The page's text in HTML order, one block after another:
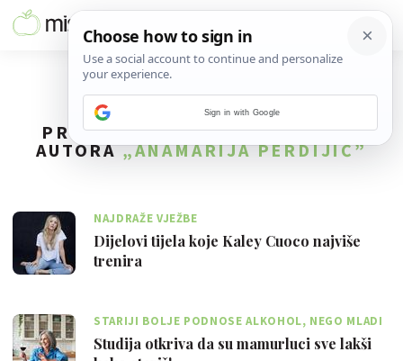
PRONAĐENO204REZULTATA ZA
AUTORA„ANAMARIJA PERDIJIĆ”
NAJDRAŽE VJEŽBE
Dijelovi tijela koje Kaley Cuoco najviše
trenira
STARIJI BOLJE PODNOSE ALKOHOL, NEGO MLADI
Studija otkriva da su mamurluci sve lakši
Sign in with Google